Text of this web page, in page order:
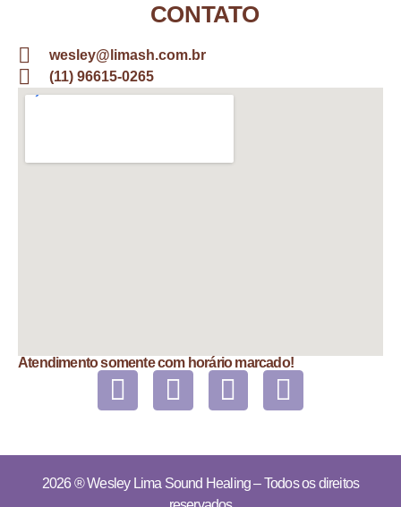
CONTATO
wesley@limash.com.br
(11) 96615-0265
Atendimento somente com horário marcado!
2026 ®Wesley Lima Sound Healing– Todos os direitos